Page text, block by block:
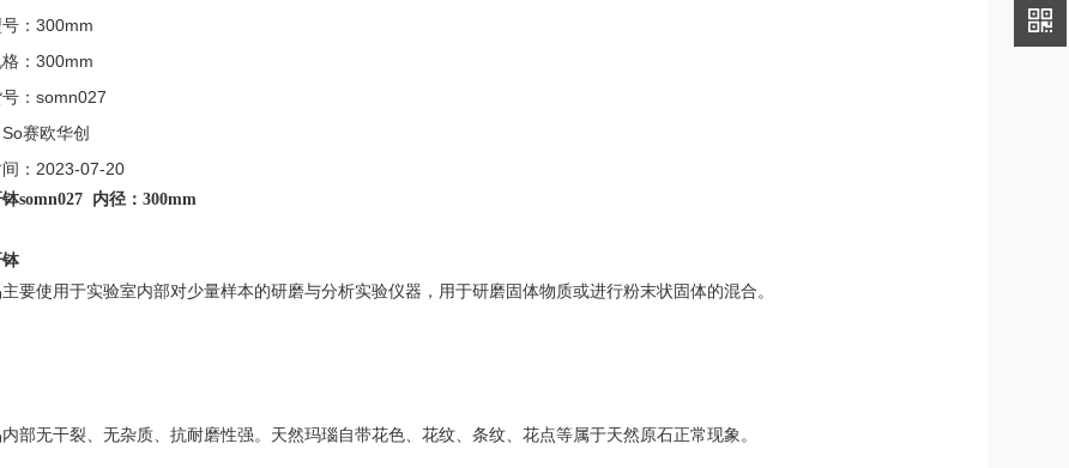
：300mm
：300mm
号：somn027
赛欧华创
间：2023-07-20
somn027 内径：300mm
要使用于实验室内部对少量样本的研磨与分析实验仪器，用于研磨固体物质或进行粉末状固体的混合。
部无干裂、无杂质、抗耐磨性强。天然玛瑙自带花色、花纹、条纹、花点等属于天然原石正常现象。